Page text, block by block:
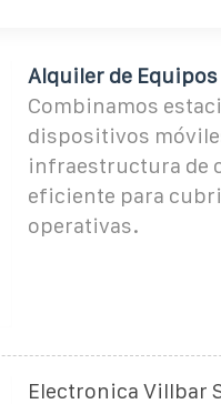
Alquiler de
Combinamos
dispositivos
infraestructura de
eficiente para
operativas.
Electronica Villbar